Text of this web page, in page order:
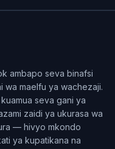
ambapo seva binafsi
wa maelfu ya wachezaji.
seva gani ya
zaidi ya ukurasa wa
— hivyo mkondo
ya kupatikana na